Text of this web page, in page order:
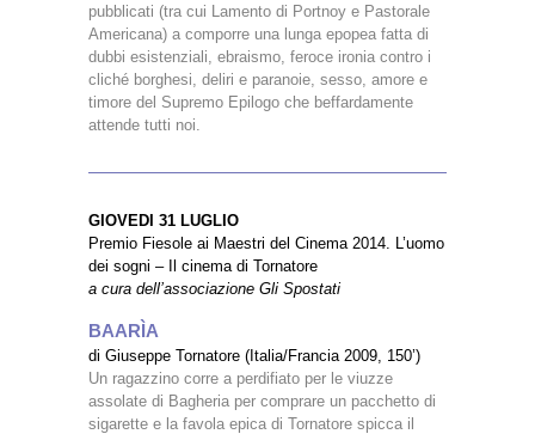
pubblicati (tra cui Lamento di Portnoy e Pastorale
Americana) a comporre una lunga epopea fatta di
dubbi esistenziali, ebraismo, feroce ironia contro i
cliché borghesi, deliri e paranoie, sesso, amore e
timore del Supremo Epilogo che beffardamente
attende tutti noi.
GIOVEDI 31 LUGLIO
Premio Fiesole ai Maestri del Cinema 2014. L’uomo
dei sogni – Il cinema di Tornatore
a cura dell’associazione Gli Spostati
BAARÌA
di Giuseppe Tornatore (Italia/Francia 2009, 150’)
Un ragazzino corre a perdifiato per le viuzze
assolate di Bagheria per comprare un pacchetto di
sigarette e la favola epica di Tornatore spicca il